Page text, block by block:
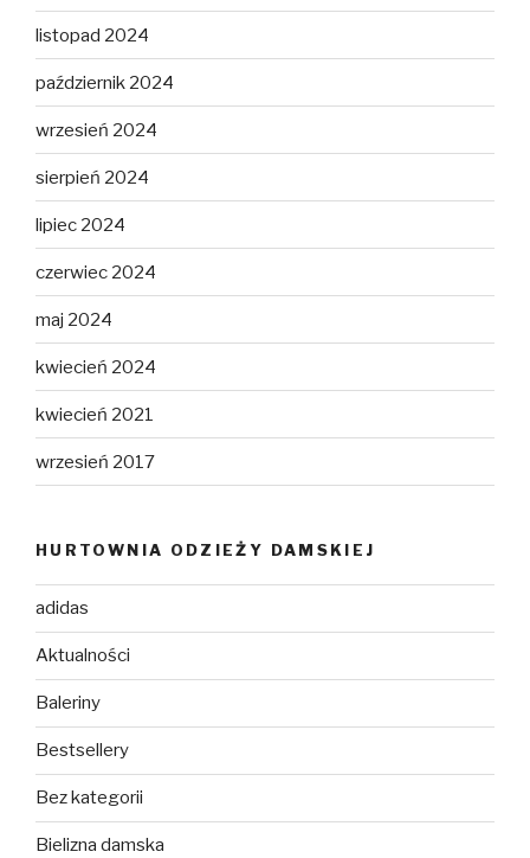
listopad 2024
październik 2024
wrzesień 2024
sierpień 2024
lipiec 2024
czerwiec 2024
maj 2024
kwiecień 2024
kwiecień 2021
wrzesień 2017
HURTOWNIA ODZIEŻY DAMSKIEJ
adidas
Aktualności
Baleriny
Bestsellery
Bez kategorii
Bielizna damska